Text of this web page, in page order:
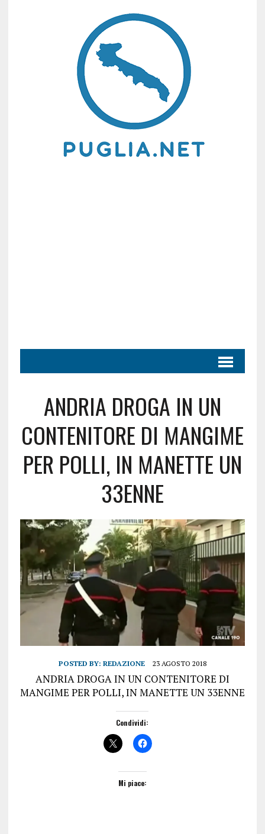
ANDRIA DROGA IN UN
CONTENITORE DI MANGIME
PER POLLI, IN MANETTE UN
33ENNE
POSTED BY: REDAZIONE 23 AGOSTO 2018
ANDRIA DROGA IN UN CONTENITORE DI
MANGIME PER POLLI, IN MANETTE UN 33ENNE
Condividi:
Mi piace: